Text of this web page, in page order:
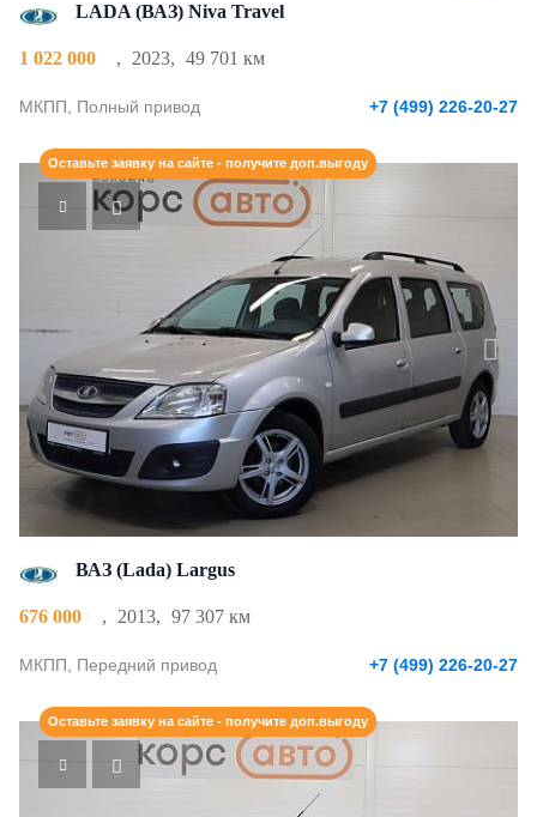
LADA (ВАЗ) Niva Travel
1 022 000 , 2023, 49 701 км
МКПП, Полный привод +7 (499) 226-20-27
Оставьте заявку на сайте - получите доп.выгоду
ВАЗ (Lada) Largus
676 000 , 2013, 97 307 км
МКПП, Передний привод +7 (499) 226-20-27
Оставьте заявку на сайте - получите доп.выгоду